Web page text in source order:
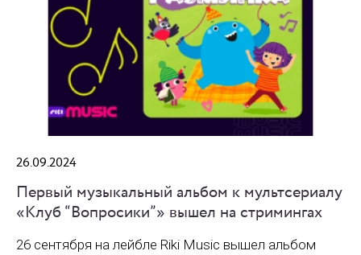
26.09.2024
Первый музыкальный альбом к мультсериалу
«Клуб “Вопросики”» вышел на стримингах
26 сентября на лейбле Riki Music вышел альбом